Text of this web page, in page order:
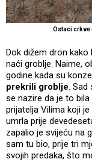
Ostaci crkve
Dok dižem dron
naći groblje. Naime,
godine kada su
prekrili groblje. Sad
se nazire da je to
prijatelja Vilima koji
umrla prije
zapalio je svijeću na
sam tu bio, prije tri
svojih predaka, što